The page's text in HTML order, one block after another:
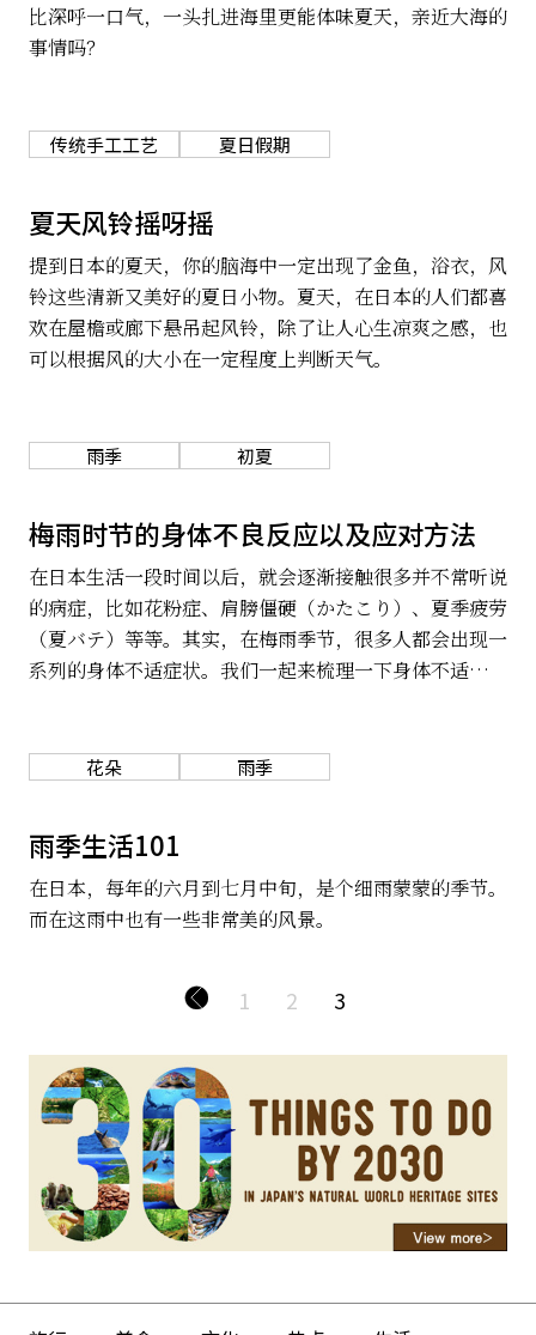
比深呼一口气，一头扎进海里更能体味夏天，亲近大海的
事情吗？
传统手工工艺 夏日假期
夏天风铃摇呀摇
提到日本的夏天，你的脑海中一定出现了金鱼，浴衣，风
铃这些清新又美好的夏日小物。夏天，在日本的人们都喜
欢在屋檐或廊下悬吊起风铃，除了让人心生凉爽之感，也
可以根据风的大小在一定程度上判断天气。
雨季 初夏
梅雨时节的身体不良反应以及应对方法
在日本生活一段时间以后，就会逐渐接触很多并不常听说
的病症，比如花粉症、肩膀僵硬（かたこり）、夏季疲劳
（夏バテ）等等。其实，在梅雨季节，很多人都会出现一
系列的身体不适症状。我们一起来梳理一下身体不适的症
花朵 雨季
雨季生活101
在日本，每年的六月到七月中旬，是个细雨蒙蒙的季节。
而在这雨中也有一些非常美的风景。
1 2 3